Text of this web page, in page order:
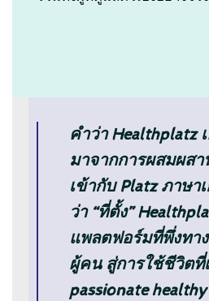
คำว่า Healthplatz
มาจากการผสมผส
เข้ากับ Platz ภาษา
ว่า “ที่ตั้ง”
แพลตฟอร์มที่พึ่งทา
ผู้คน สู่การใช้ชีวิตที่
passionate